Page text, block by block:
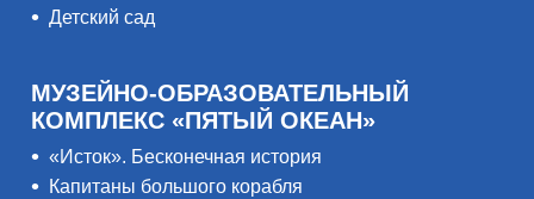
Детский сад
МУЗЕЙНО-ОБРАЗОВАТЕЛЬНЫЙ
КОМПЛЕКС «ПЯТЫЙ ОКЕАН»
«Исток». Бесконечная история
Капитаны большого корабля